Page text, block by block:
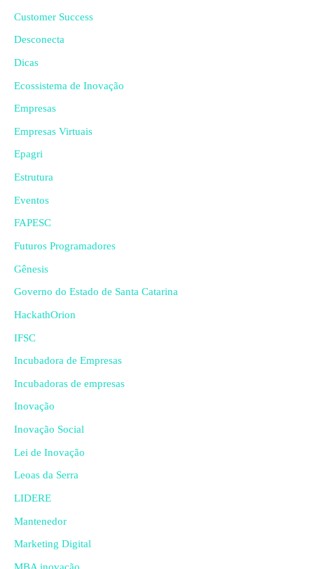
Customer Success
Desconecta
Dicas
Ecossistema de Inovação
Empresas
Empresas Virtuais
Epagri
Estrutura
Eventos
FAPESC
Futuros Programadores
Gênesis
Governo do Estado de Santa Catarina
HackathOrion
IFSC
Incubadora de Empresas
Incubadoras de empresas
Inovação
Inovação Social
Lei de Inovação
Leoas da Serra
LIDERE
Mantenedor
Marketing Digital